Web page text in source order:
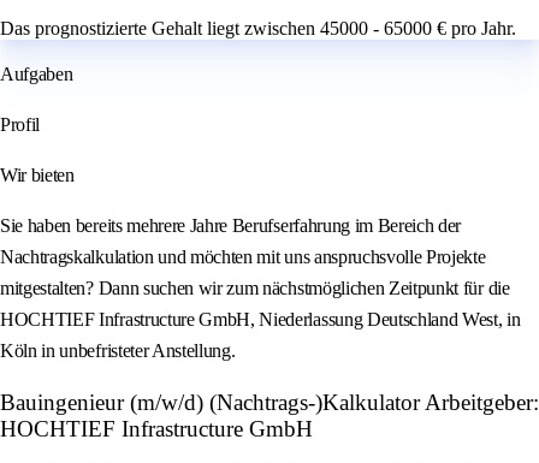
Das prognostizierte Gehalt liegt zwischen 45000 - 65000 € pro Jahr.
Aufgaben
Profil
Wir bieten
Sie haben bereits mehrere Jahre Berufserfahrung im Bereich der
Nachtragskalkulation und möchten mit uns anspruchsvolle Projekte
mitgestalten? Dann suchen wir zum nächstmöglichen Zeitpunkt für die
HOCHTIEF Infrastructure GmbH, Niederlassung Deutschland West, in
Köln in unbefristeter Anstellung.
Bauingenieur (m/w/d) (Nachtrags-)Kalkulator Arbeitgeber:
HOCHTIEF Infrastructure GmbH